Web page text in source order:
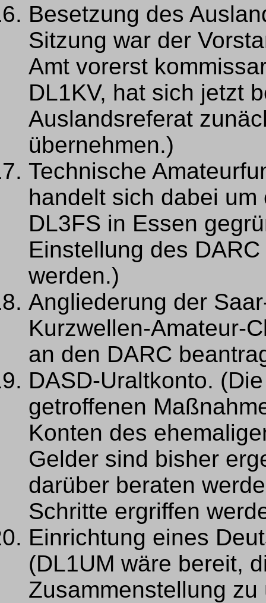
Besetzung des
Sitzung war der
Amt vorerst
DL1KV, hat sich jetzt
Auslandsreferat
übernehmen.)
Technische
handelt sich dabei
DL3FS in Essen
Einstellung des
werden.)
Angliederung der
Kurzwellen-Amateur-
an den DARC
DASD-Uraltkonto.
getroffenen
Konten des
Gelder sind bisher
darüber beraten
Schritte ergriffen
Einrichtung eines
(DL1UM wäre bereit,
Zusammenstellung